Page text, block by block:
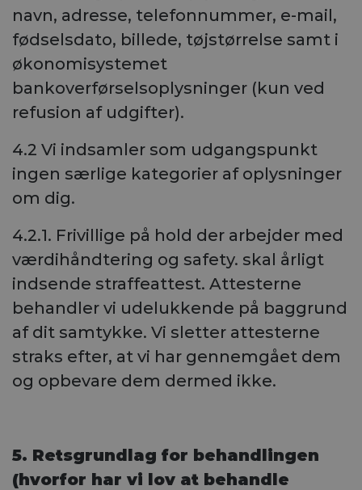
navn, adresse, telefonnummer, e-mail,
fødselsdato, billede, tøjstørrelse samt i
økonomisystemet
bankoverførselsoplysninger (kun ved
refusion af udgifter).
4.2 Vi indsamler som udgangspunkt
ingen særlige kategorier af oplysninger
om dig.
4.2.1. Frivillige på hold der arbejder med
værdihåndtering og safety. skal årligt
indsende straffeattest. Attesterne
behandler vi udelukkende på baggrund
af dit samtykke. Vi sletter attesterne
straks efter, at vi har gennemgået dem
og opbevare dem dermed ikke.
5. Retsgrundlag for behandlingen
(hvorfor har vi lov at behandle